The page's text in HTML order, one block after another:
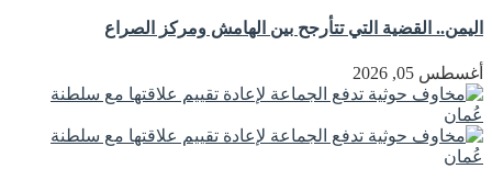
اليمن.. القضية التي تتأرجح بين الهامش ومركز الصراع
أغسطس 05, 2026